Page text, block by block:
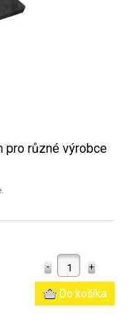
pro různé výrobce